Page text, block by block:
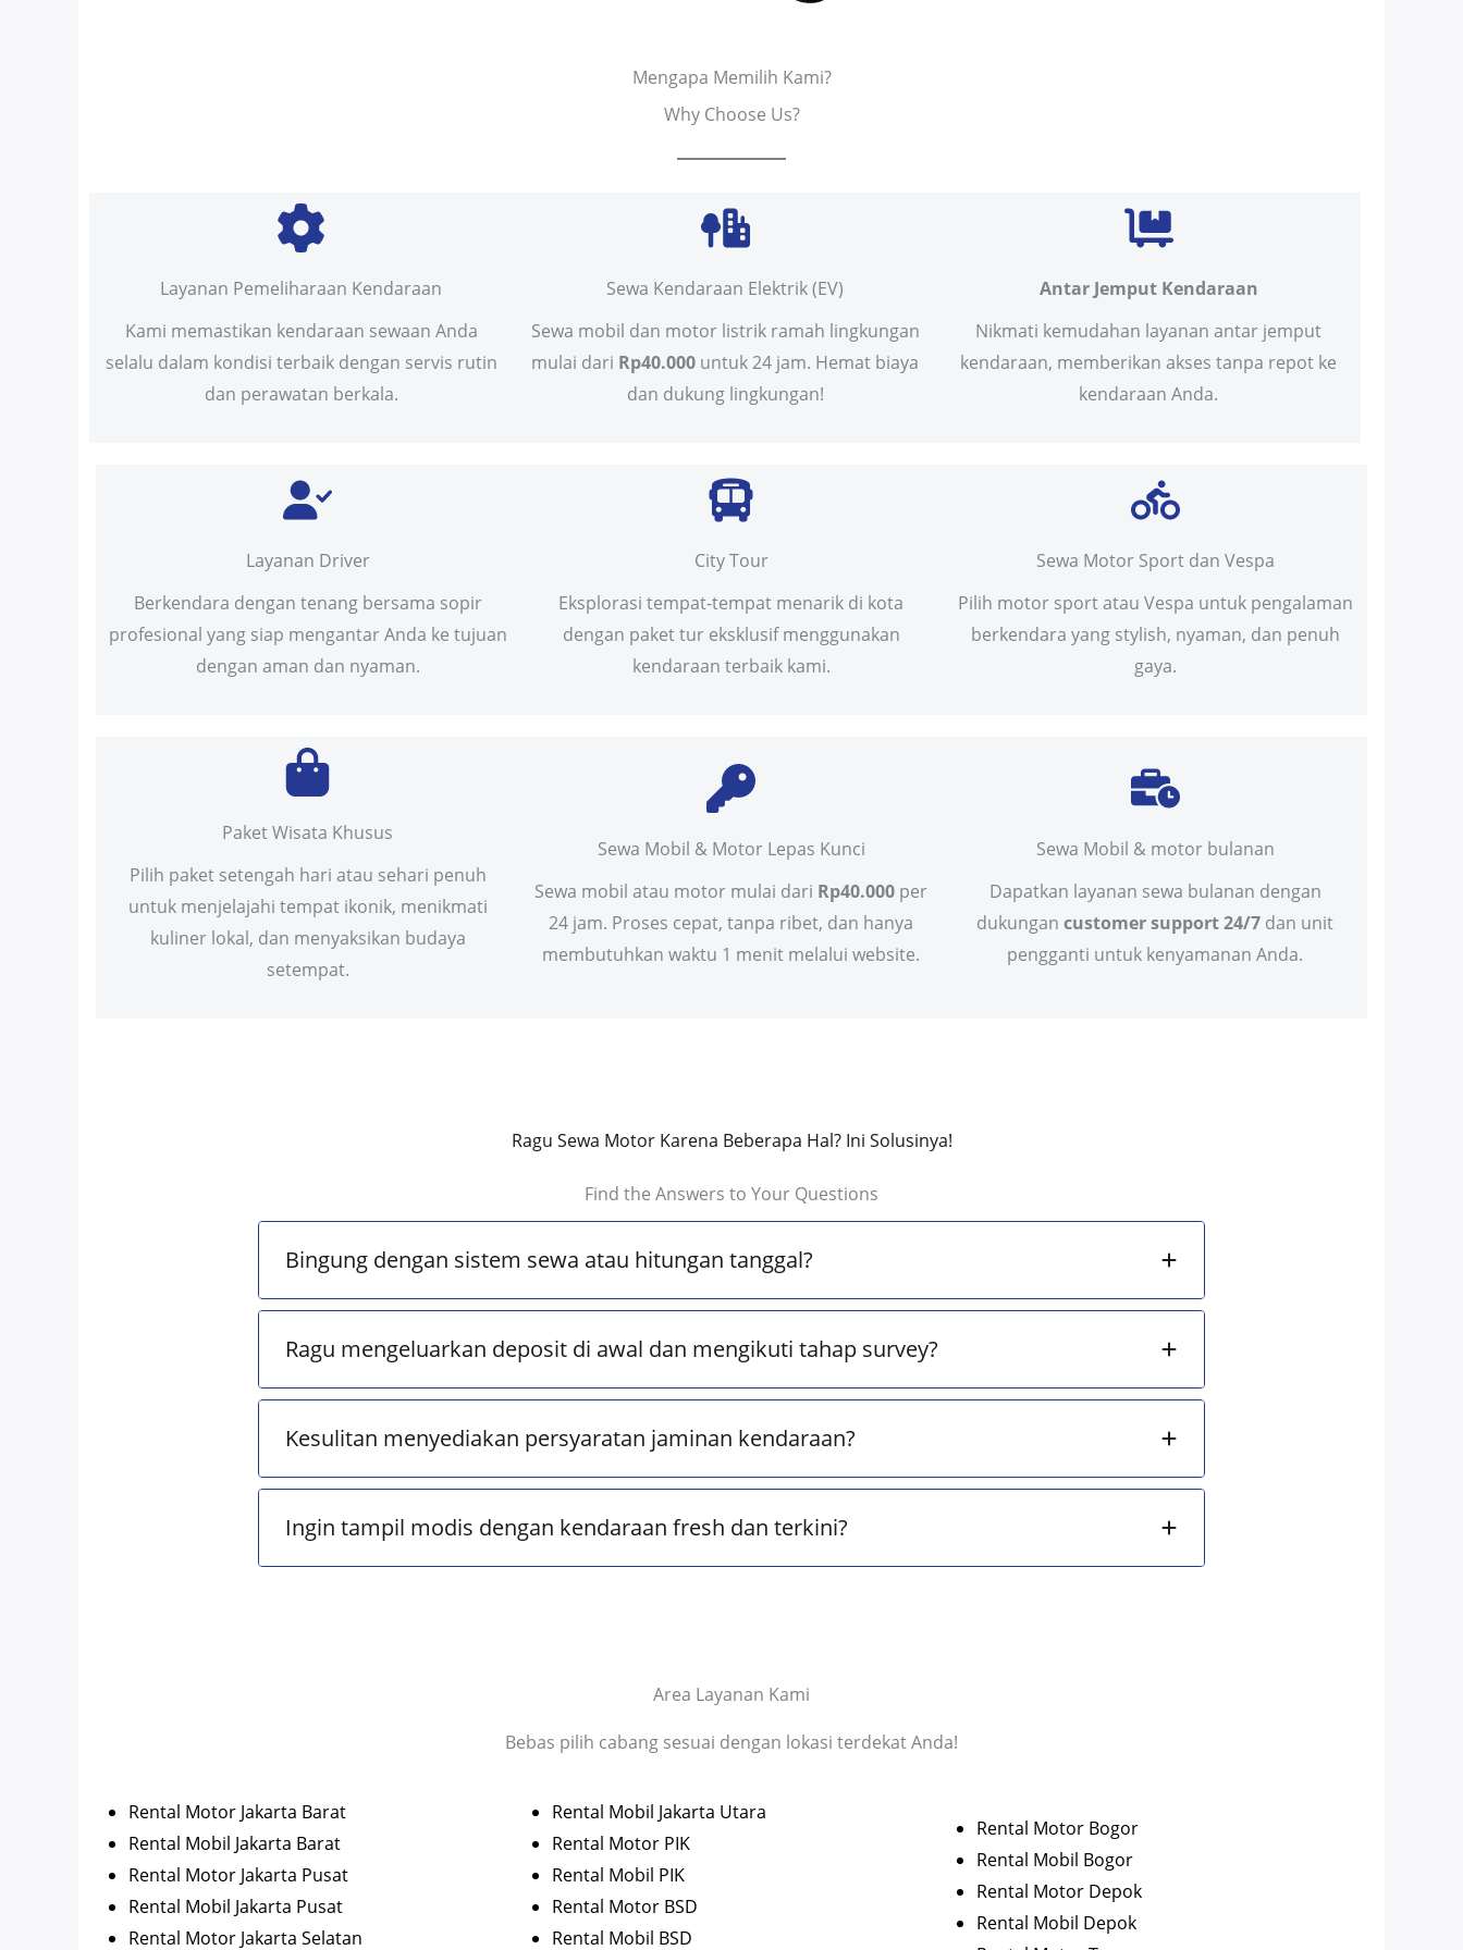
Mengapa Memilih Kami?
Why Choose Us?
Layanan Pemeliharaan Kendaraan
Kami memastikan kendaraan sewaan Anda
selalu dalam kondisi terbaik dengan servis rutin
dan perawatan berkala.
Sewa Kendaraan Elektrik (EV)
Sewa mobil dan motor listrik ramah lingkungan
mulai dari Rp40.000 untuk 24 jam. Hemat biaya
dan dukung lingkungan!
Antar Jemput Kendaraan
Nikmati kemudahan layanan antar jemput
kendaraan, memberikan akses tanpa repot ke
kendaraan Anda.
Layanan Driver
Berkendara dengan tenang bersama sopir
profesional yang siap mengantar Anda ke tujuan
dengan aman dan nyaman.
City Tour
Eksplorasi tempat-tempat menarik di kota
dengan paket tur eksklusif menggunakan
kendaraan terbaik kami.
Sewa Motor Sport dan Vespa
Pilih motor sport atau Vespa untuk pengalaman
berkendara yang stylish, nyaman, dan penuh
gaya.
Paket Wisata Khusus
Pilih paket setengah hari atau sehari penuh
untuk menjelajahi tempat ikonik, menikmati
kuliner lokal, dan menyaksikan budaya
setempat.
Sewa Mobil & Motor Lepas Kunci
Sewa mobil atau motor mulai dari Rp40.000 per
24 jam. Proses cepat, tanpa ribet, dan hanya
membutuhkan waktu 1 menit melalui website.
Sewa Mobil & motor bulanan
Dapatkan layanan sewa bulanan dengan
dukungancustomer support 24/7 dan unit
pengganti untuk kenyamanan Anda.
Ragu Sewa Motor Karena Beberapa Hal? Ini Solusinya!
Find the Answers to Your Questions
Bingung dengan sistem sewa atau hitungan tanggal?
Ragu mengeluarkan deposit di awal dan mengikuti tahap survey?
Kesulitan menyediakan persyaratan jaminan kendaraan?
Ingin tampil modis dengan kendaraan fresh dan terkini?
Area Layanan Kami
Bebas pilih cabang sesuai dengan lokasi terdekat Anda!
Rental Motor Jakarta Barat
Rental Mobil Jakarta Barat
Rental Motor Jakarta Pusat
Rental Mobil Jakarta Pusat
Rental Motor Jakarta Selatan
Rental Mobil Jakarta Utara
Rental Motor PIK
Rental Mobil PIK
Rental Motor BSD
Rental Mobil BSD
Rental Motor Bogor
Rental Mobil Bogor
Rental Motor Depok
Rental Mobil Depok